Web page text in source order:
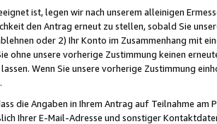
ist, legen wir nach unserem alleinigen
den Antrag erneut zu stellen, sobald Sie
oder 2) Ihr Konto im Zusammenhang mit
ohne unsere vorherige Zustimmung keinen
Wenn Sie unsere vorherige Zustimmung
die Angaben in Ihrem Antrag auf Teilnahme
Ihrer E-Mail-Adresse und sonstiger